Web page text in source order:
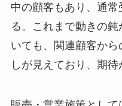
中の顧客もあり、通
る。これまで動きの
いても、関連顧客か
しが見えており、期待